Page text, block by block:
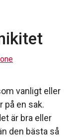
vanligt eller
på en sak.
är bra eller
den bästa så